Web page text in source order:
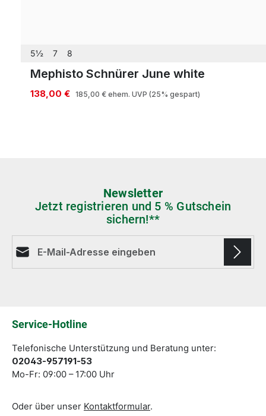
5½ 7 8
Mephisto Schnürer June white
138,00 € 185,00 € ehem. UVP (25% gespart)
Newsletter
Jetzt registrieren und 5 % Gutschein
sichern!**
Service-Hotline
Telefonische Unterstützung und Beratung unter:
02043-957191-53
Mo-Fr: 09:00 – 17:00 Uhr
Oder über unser Kontaktformular.